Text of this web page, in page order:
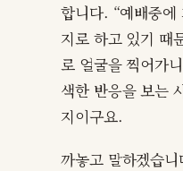
합니다. “예배중에
지로 하고 있기 때
로 얼굴을 찍어가
색한 반응을 보는
지이구요.
까놓고 말하겠습